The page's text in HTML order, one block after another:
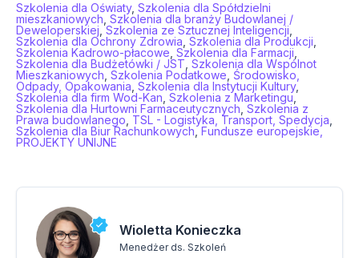
Wioletta Konieczka
Menedżer ds. Szkoleń
Szkolenia dla Oświaty, Szkolenia dla Spółdzielni
mieszkaniowych Szkolenia dla branży Budowlanej /
Deweloperskiej ,Szkolenia ze Sztucznej Inteligencji
Szkolenia dla Ochrony Zdrowia Szkolenia dla Produkcji
Szkolenia Kadrowo-płacowe Szkolenia dla Farmacji
Szkolenia dla Budżetówki / JST Szkolenia dla Wspólnot
Mieszkaniowych Szkolenia Podatkowe Środowisko,
Odpady, Opakowania Szkolenia dla Instytucji Kultury,
Szkolenia dla firm Wod-Kan Szkolenia z Marketingu
Szkolenia dla Hurtowni Farmaceutycznych Szkolenia z
Prawa budowlanego TSL - Logistyka, Transport, Spedycja
Szkolenia dla Biur Rachunkowych,Fundusze europejskie,
PROJEKTY UNIJNE